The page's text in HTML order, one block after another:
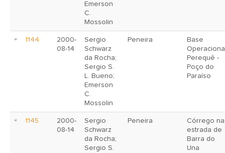
Emerson
C.
Mossolin
1144
2000-
08-14
Sergio
Schwarz
da Rocha;
Sergio S.
L. Bueno;
Emerson
C.
Mossolin
Peneira
Base
Perequê -
Poço do
Paraíso
1145
2000-
08-14
Sergio
Schwarz
da Rocha;
Sergio S.
Peneira
Córrego na
estrada de
Barra do
Una